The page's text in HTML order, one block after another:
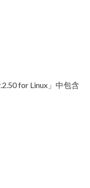
for Linux」中包含